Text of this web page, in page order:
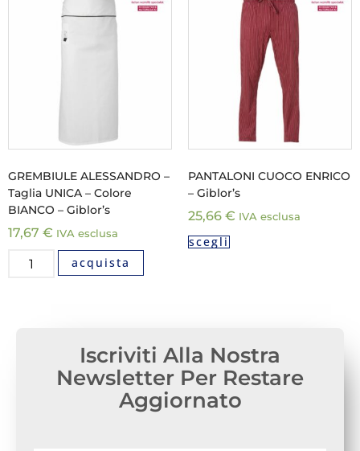
GREMBIULE ALESSANDRO –
Taglia UNICA – Colore
BIANCO – Giblor’s
17,67 € IVA esclusa
acquista
PANTALONI CUOCO ENRICO
– Giblor’s
25,66 € IVA esclusa
scegli
Iscriviti Alla Nostra
Newsletter Per Restare
Aggiornato